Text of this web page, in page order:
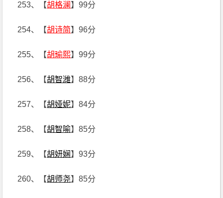
253、【胡格澜 】99分
254、【胡诗简】96分
255、【胡瑜熙】99分
256、【胡智潍】88分
257、【胡娅妮】84分
258、【胡智喻】85分
259、【胡妍娴】93分
260、【胡师尧】85分